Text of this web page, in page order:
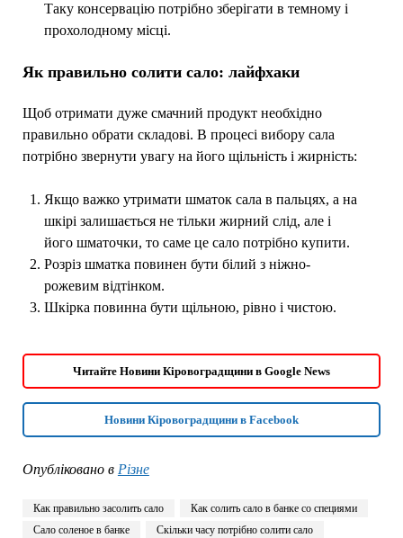
Таку консервацію потрібно зберігати в темному і
прохолодному місці.
Як правильно солити сало: лайфхаки
Щоб отримати дуже смачний продукт необхідно
правильно обрати складові. В процесі вибору сала
потрібно звернути увагу на його щільність і жирність:
Якщо важко утримати шматок сала в пальцях, а на
шкірі залишається не тільки жирний слід, але і
його шматочки, то саме це сало потрібно купити.
Розріз шматка повинен бути білий з ніжно-
рожевим відтінком.
Шкірка повинна бути щільною, рівно і чистою.
Читайте Новини Кіровоградщини в Google News
Новини Кіровоградщини в Facebook
Опубліковано в Різне
Как правильно засолить сало
Как солить сало в банке со специями
Сало соленое в банке
Скільки часу потрібно солити сало